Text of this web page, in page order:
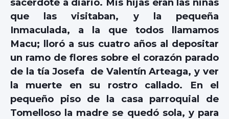
que las visitaban, y la pequeña
Inmaculada, a la que todos llamamos
Macu; lloró a sus cuatro años al depositar
un ramo de flores sobre el corazón parado
de la tía Josefa de Valentín Arteaga, y ver
la muerte en su rostro callado. En el
pequeño piso de la casa parroquial de
Tomelloso la madre se quedó sola, y para